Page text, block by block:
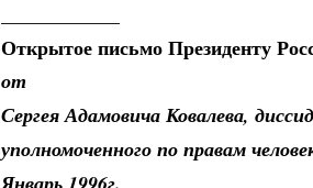
Открытое письмо Президенту
от
Сергея Адамовича Ковалева,
уполномоченного по правам